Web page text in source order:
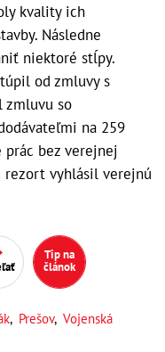
kvality ich
Následne
niektoré stĺpy.
od zmluvy s
zmluvu so
na 259
bez verejnej
rezort vyhlásil verejnú
Tip na
článok
, Prešov, Vojenská